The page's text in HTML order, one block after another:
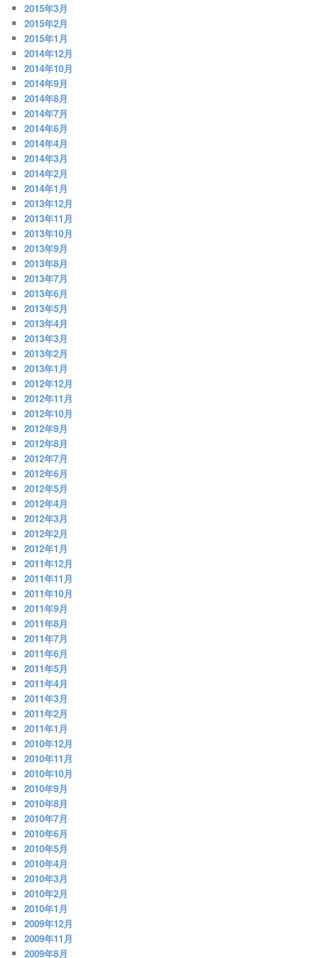
2015年3月
2015年2月
2015年1月
2014年12月
2014年10月
2014年9月
2014年8月
2014年7月
2014年6月
2014年4月
2014年3月
2014年2月
2014年1月
2013年12月
2013年11月
2013年10月
2013年9月
2013年8月
2013年7月
2013年6月
2013年5月
2013年4月
2013年3月
2013年2月
2013年1月
2012年12月
2012年11月
2012年10月
2012年9月
2012年8月
2012年7月
2012年6月
2012年5月
2012年4月
2012年3月
2012年2月
2012年1月
2011年12月
2011年11月
2011年10月
2011年9月
2011年8月
2011年7月
2011年6月
2011年5月
2011年4月
2011年3月
2011年2月
2011年1月
2010年12月
2010年11月
2010年10月
2010年9月
2010年8月
2010年7月
2010年6月
2010年5月
2010年4月
2010年3月
2010年2月
2010年1月
2009年12月
2009年11月
2009年8月